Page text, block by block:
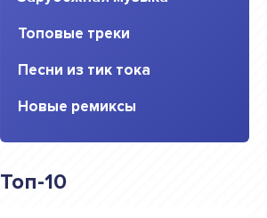
Топовые треки
Песни из тик тока
Новые ремиксы
Топ-10